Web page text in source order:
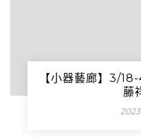
【小器藝廊】3/
藤
2023